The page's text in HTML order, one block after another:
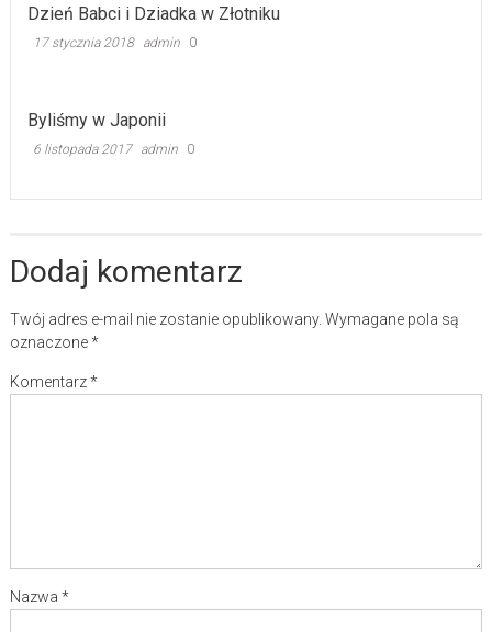
Dzień Babci i Dziadka w Złotniku
17 stycznia 2018 admin 0
Byliśmy w Japonii
6 listopada 2017 admin 0
Dodaj komentarz
Twój adres e-mail nie zostanie opublikowany. Wymagane pola są
oznaczone*
Komentarz*
Nazwa *